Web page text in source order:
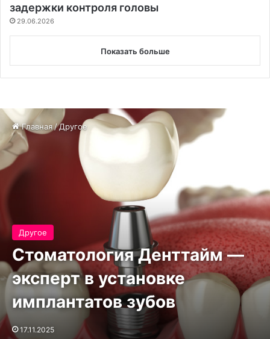
задержки контроля головы
29.06.2026
Показать больше